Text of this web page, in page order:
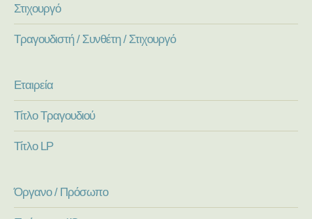
Στιχουργό
Τραγουδιστή / Συνθέτη / Στιχουργό
Εταιρεία
Τίτλο Τραγουδιού
Τίτλο LP
Όργανο / Πρόσωπο